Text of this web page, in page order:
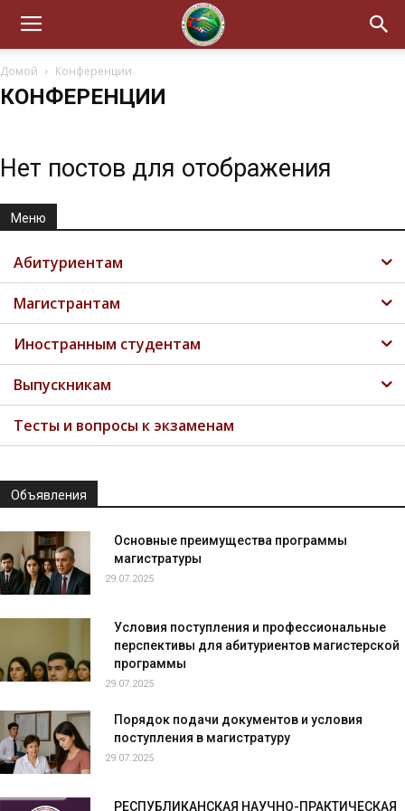
Домой Конференции
КОНФЕРЕНЦИИ
Нет постов для отображения
Меню
Абитуриентам
Магистрантам
Иностранным студентам
Выпускникам
Тесты и вопросы к экзаменам
Объявления
Основные преимущества программы
магистратуры
29.07.2025
Условия поступления и профессиональные
перспективы для абитуриентов магистерской
программы
29.07.2025
Порядок подачи документов и условия
поступления в магистратуру
29.07.2025
РЕСПУБЛИКАНСКАЯ НАУЧНО-ПРАКТИЧЕСКАЯ